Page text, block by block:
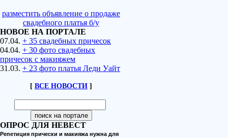
разместить объявление о продаже
свадебного платья б/у
НОВОЕ НА ПОРТАЛЕ
07.04. + 35 свадебных причесок
04.04. + 30 фото свадебных
причесок с макияжем
31.03. + 23 фото платья Леди Уайт
[ ВСЕ НОВОСТИ ]
ОПРОС ДЛЯ НЕВЕСТ
Репетиция прически и макияжа нужна для